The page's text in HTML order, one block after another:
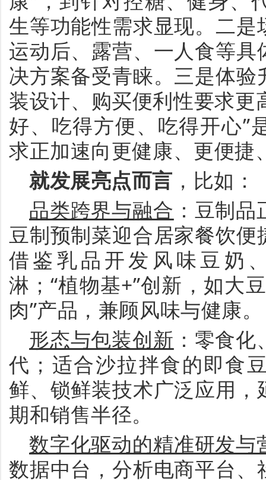
生等功能性需求显现。二
运动后、露营、一人食等
决方案备受青睐。三是体
装设计、购买便利性要求更
好、吃得方便、吃得开心”
求正加速向更健康、更便捷
就发展亮点而言 ， 比如 ：
品类跨界与融合 ：豆制
豆制预制菜迎合居家餐饮
借鉴乳品开发风味豆奶
淋； “植物基+”创新，如大
肉”产品，兼顾风味与健康。
形态与包装创新 ：零食
代；适合沙拉拌食的即食
鲜、锁鲜装技术广泛应用
期和销售半径。
数字化驱动的精准研发与
数据中台，分析电商平台